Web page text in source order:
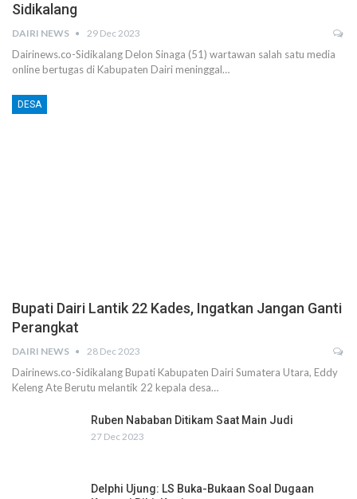
Sidikalang
DAIRI NEWS 29 Dec 2023
Dairinews.co-Sidikalang Delon Sinaga (51) wartawan salah satu media
online bertugas di Kabupaten Dairi meninggal…
DESA
Bupati Dairi Lantik 22 Kades, Ingatkan Jangan Ganti
Perangkat
DAIRI NEWS 28 Dec 2023
Dairinews.co-Sidikalang Bupati Kabupaten Dairi Sumatera Utara, Eddy
Keleng Ate Berutu melantik 22 kepala desa…
Ruben Nababan Ditikam Saat Main Judi
27 Dec 2023
Delphi Ujung: LS Buka-Bukaan Soal Dugaan